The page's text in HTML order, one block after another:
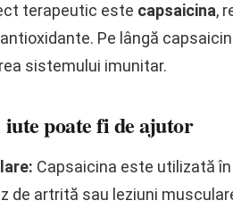
terapeutic este capsaicina,
Pe lângă
sistemului imunitar.
poate fi de ajutor
Capsaicina este utilizată
de artrită sau leziuni